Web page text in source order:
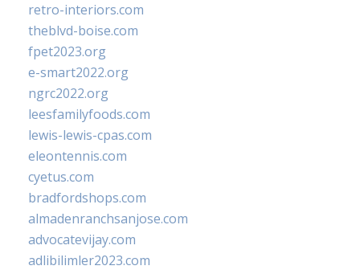
retro-interiors.com
theblvd-boise.com
fpet2023.org
e-smart2022.org
ngrc2022.org
leesfamilyfoods.com
lewis-lewis-cpas.com
eleontennis.com
cyetus.com
bradfordshops.com
almadenranchsanjose.com
advocatevijay.com
adlibilimler2023.com